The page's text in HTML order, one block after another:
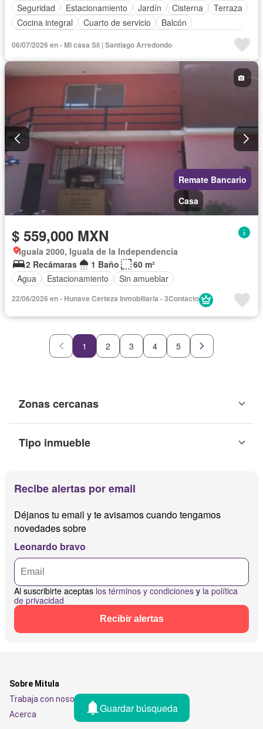
Seguridad
Estacionamiento Jardín Cisterna
Terraza
Cocina integral
Cuarto de servicio
Balcón
Cocina equipada
Zona infantil
Sala polivalente Internet
Circuito cerrado de televisión
Agua
Televisión por cable
Despacho
Vista panorámica
Recámara con closet
Caseta de vigilancia
06/07/2026 en - Mi casa Sii | Santiago Arredondo
Remate Bancario
Casa
$ 559,000 MXN
Iguala 2000, Iguala de la Independencia
2 Recámaras
1 Baño
60 m²
Agua
Estacionamiento Sin amueblar
22/06/2026 en - Hunave Certeza Inmobiliaria - 3Contacto
1 2 3 4 5
Zonas cercanas
Tipo inmueble
Recibe alertas por email
Déjanos tu email y te avisamos cuando tengamos
novedades sobre
Leonardo bravo
Al suscribirte aceptas los términos y condiciones y la política
de privacidad
Recibir alertas
Guardar búsqueda
Sobre Mitula
Trabaja con nosotros
Acerca